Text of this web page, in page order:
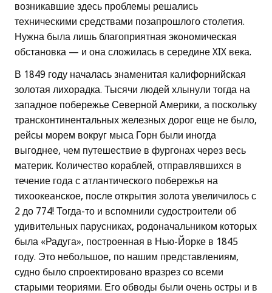
возникавшие здесь проблемы решались
техническими средствами позапрошлого столетия.
Нужна была лишь благоприятная экономическая
обстановка — и она сложилась в середине XIX века.
В 1849 году началась знаменитая калифорнийская
золотая лихорадка. Тысячи людей хлынули тогда на
западное побережье Северной Америки, а поскольку
трансконтинентальных железных дорог еще не было,
рейсы морем вокруг мыса Горн были иногда
выгоднее, чем путешествие в фургонах через весь
материк. Количество кораблей, отправлявшихся в
течение года с атлантического побережья на
тихоокеанское, после открытия золота увеличилось с
2 до 774! Тогда-то и вспомнили судостроители об
удивительных парусниках, родоначальником которых
была «Радуга», построенная в Нью-Йорке в 1845
году. Это небольшое, по нашим представлениям,
судно было спроектировано вразрез со всеми
старыми теориями. Его обводы были очень остры и в